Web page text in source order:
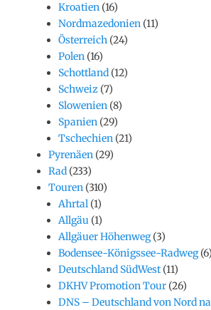
Kroatien (16)
Nordmazedonien (11)
Österreich (24)
Polen (16)
Schottland (12)
Schweiz (7)
Slowenien (8)
Spanien (29)
Tschechien (21)
Pyrenäen (29)
Rad (233)
Touren (310)
Ahrtal (1)
Allgäu (1)
Allgäuer Höhenweg(3)
Bodensee-Königssee-Radweg(6)
Deutschland SüdWest(11)
DKHV Promotion Tour (26)
DNS – Deutschland von Nord